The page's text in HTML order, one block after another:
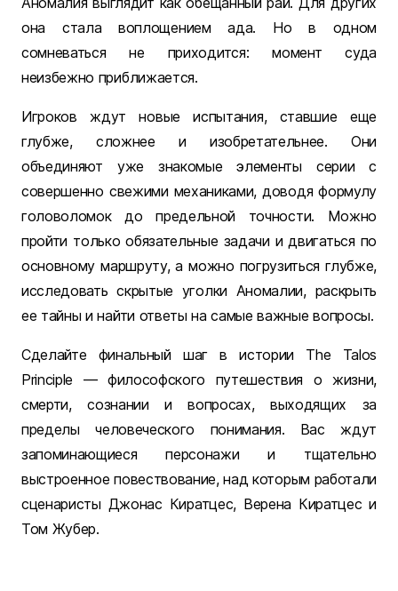
она стала воплощением ада. Но в одном
сомневаться не приходится: момент суда
неизбежно приближается.
Игроков ждут новые испытания, ставшие еще
глубже, сложнее и изобретательнее. Они
объединяют уже знакомые элементы серии с
совершенно свежими механиками, доводя формулу
головоломок до предельной точности. Можно
пройти только обязательные задачи и двигаться по
основному маршруту, а можно погрузиться глубже,
исследовать скрытые уголки Аномалии, раскрыть
ее тайны и найти ответы на самые важные вопросы.
Сделайте финальный шаг в истории The Talos
Principle — философского путешествия о жизни,
смерти, сознании и вопросах, выходящих за
пределы человеческого понимания. Вас ждут
запоминающиеся персонажи и тщательно
выстроенное повествование, над которым работали
сценаристы Джонас Киратцес, Верена Киратцес и
Том Жубер.